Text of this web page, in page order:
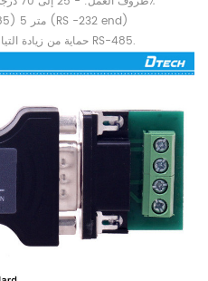
مسافة الإرسال: 1200 متر (نهاية RS-485) 5 متر (RS -232 end)
درجة الحماية: 600W حماية من زيادة التيار لكل خط واجهات RS-485.